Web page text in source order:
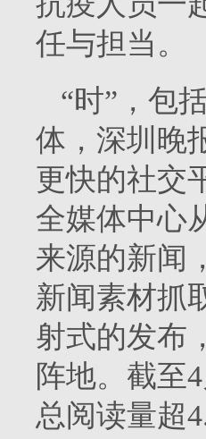
任与担当。
“时”，包
体，深圳晚
更快的社交
全媒体中心
来源的新闻
新闻素材抓
射式的发布
阵地。截至
总阅读量超